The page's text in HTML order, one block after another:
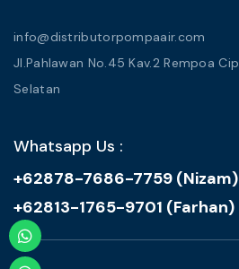
info@distributorpompaair.com
Jl.Pahlawan No.45 Kav.2 Rempoa
Selatan
Whatsapp Us :
+62878-7686-7759 (Nizam)
+62813-1765-9701 (Farhan)